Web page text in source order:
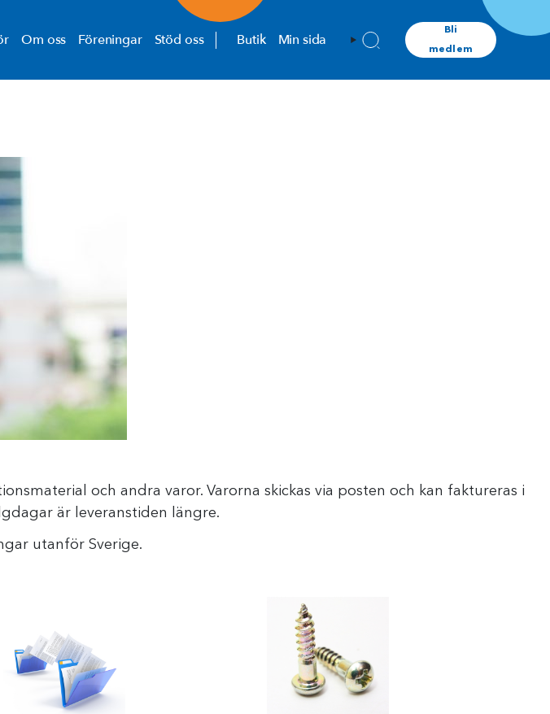
Om oss Föreningar Stöd oss Butik Min sida
Bli
medlem
och andra varor. Varorna skickas via posten och kan faktureras i
är leveranstiden längre.
utanför Sverige.